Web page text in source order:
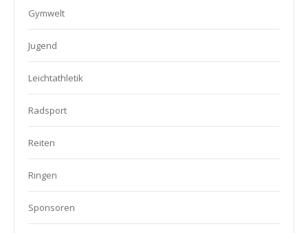
Gymwelt
Jugend
Leichtathletik
Radsport
Reiten
Ringen
Sponsoren